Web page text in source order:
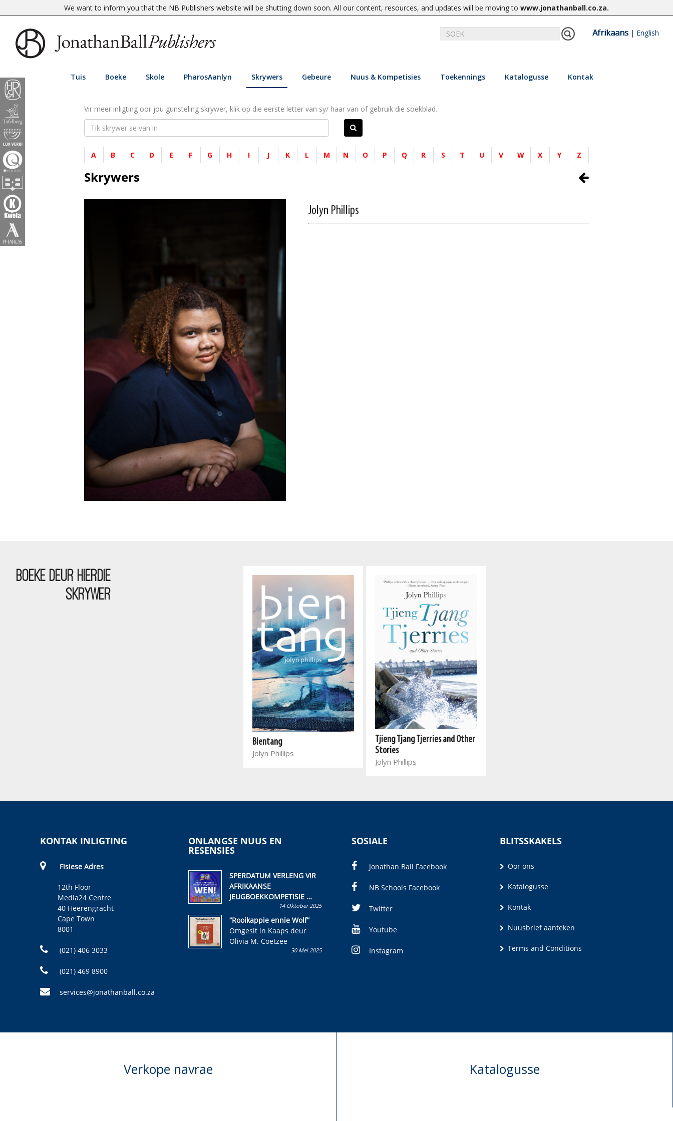
We want to inform you that the NB Publishers website will be shutting down soon. All our content, resources, and updates will be moving to www.jonathanball.co.za.
Afrikaans| English
Tuis Boeke Skole PharosAanlyn Skrywers Gebeure Nuus & Kompetisies Toekennings Katalogusse Kontak
Vir meer inligting oor jou gunsteling skrywer, klik op die eerste letter van sy/ haar van of gebruik die soekblad.
A B C D E F G H I J K L M N O P Q R S T U V W X Y Z
Skrywers
Jolyn Phillips
BOEKE DEUR HIERDIE
SKRYWER
Bientang
Jolyn Phillips
Tjieng Tjang Tjerries and Other
Stories
Jolyn Phillips
KONTAK INLIGTING
Fisiese Adres
12th Floor
Media24 Centre
40 Heerengracht
Cape Town
8001
(021) 406 3033
(021) 469 8900
services@jonathanball.co.za
ONLANGSE NUUS EN
RESENSIES
SPERDATUM VERLENG VIR
AFRIKAANSE
JEUGBOEKKOMPETISIE
Skryf ’n jeugboek of
kinderboek en staan ’n
kans om R50 000 te wen!
14 Oktober 2025
“Rooikappie ennie Wolf”
Omgesit in Kaaps deur
Olivia M. Coetzee
30 Mei 2025
SOSIALE
Jonathan Ball Facebook
NB Schools Facebook
Twitter
Youtube
Instagram
BLITSSKAKELS
Oor ons
Katalogusse
Kontak
Nuusbrief aanteken
Terms and Conditions
Verkope navrae Katalogusse